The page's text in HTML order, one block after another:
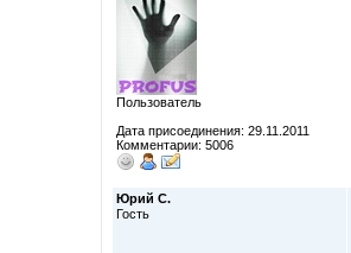
Пользователь
Дата присоединения: 29.11.2011
Комментарии: 5006
Юрий С.
Гость